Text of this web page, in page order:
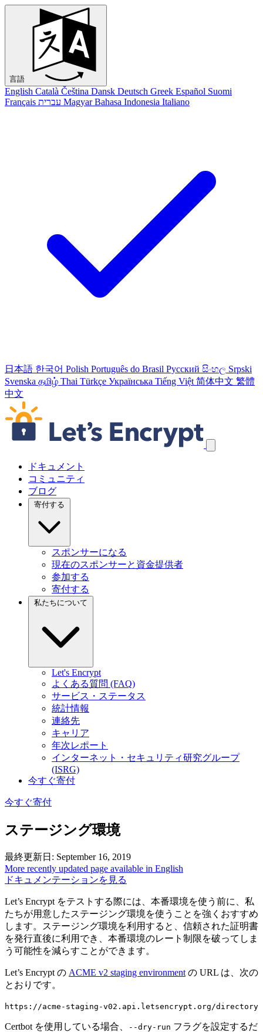
言語
English Català Čeština Dansk Deutsch Greek Español Suomi
Français עברית Magyar Bahasa Indonesia Italiano
日本語 한국어 Polish Português do Brasil Русский සිංහල Srpski
Svenska தமிழ் Thai Türkçe Українська Tiếng Việt 简体中文 繁體
中文
ナビゲーションリンクをスキップ
ドキュメント
コミュニティ
ブログ
寄付する
スポンサーになる
現在のスポンサーと資金提供者
参加する
寄付する
私たちについて
Let's Encrypt
よくある質問 (FAQ)
サービス・ステータス
統計情報
連絡先
キャリア
年次レポート
インターネット・セキュリティ研究グループ
(ISRG)
今すぐ寄付
今すぐ寄付
ステージング環境
最終更新日: September 16, 2019
More recently updated page available in English
ドキュメンテーションを見る
Let’s Encrypt をテストする際には、本番環境を使う前に、私
たちが用意したステージング環境を使うことを強くおすすめ
します。ステージング環境を利用すると、信頼された証明書
を発行直後に利用でき、本番環境のレート制限を破ってしま
う可能性を減らすことができます。
Let’s Encrypt の ACME v2 staging environment の URL は、次の
とおりです。
https://acme-staging-v02.api.letsencrypt.org/directory
Certbot を使用している場合、 --dry-run フラグを設定するだ